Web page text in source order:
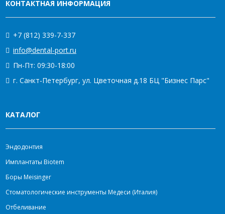
КОНТАКТНАЯ ИНФОРМАЦИЯ
+7 (812) 339-7-337
info@dental-port.ru
Пн-Пт: 09:30-18:00
г. Санкт-Петербург, ул. Цветочная д.18 БЦ "Бизнес Парс"
КАТАЛОГ
Эндодонтия
Имплантаты Biotem
Боры Meisinger
Стоматологические инструменты Медеси (Италия)
Отбеливание